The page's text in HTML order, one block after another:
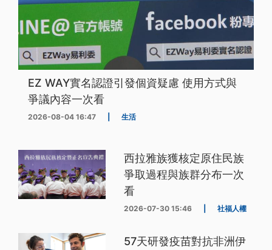
EZ WAY實名認證引發個資疑慮 使用方式與
爭議內容一次看
2026-08-04 16:47 生活
西拉雅族獲核定原住民族
爭取過程與族群分布一次
看
2026-07-30 15:46 社福人權
57天研發疫苗對抗非洲伊